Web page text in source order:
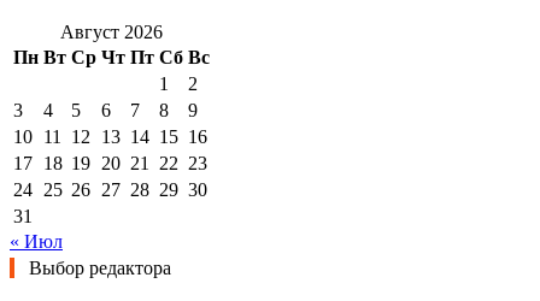
Август 2026
Пн Вт Ср Чт Пт Сб Вс
1
2
3
4 5 6 7 8
9
10 11 12 13 14 15 16
17 18 19 20 21 22 23
24 25 26 27 28 29 30
31
« Июл
Выбор редактора